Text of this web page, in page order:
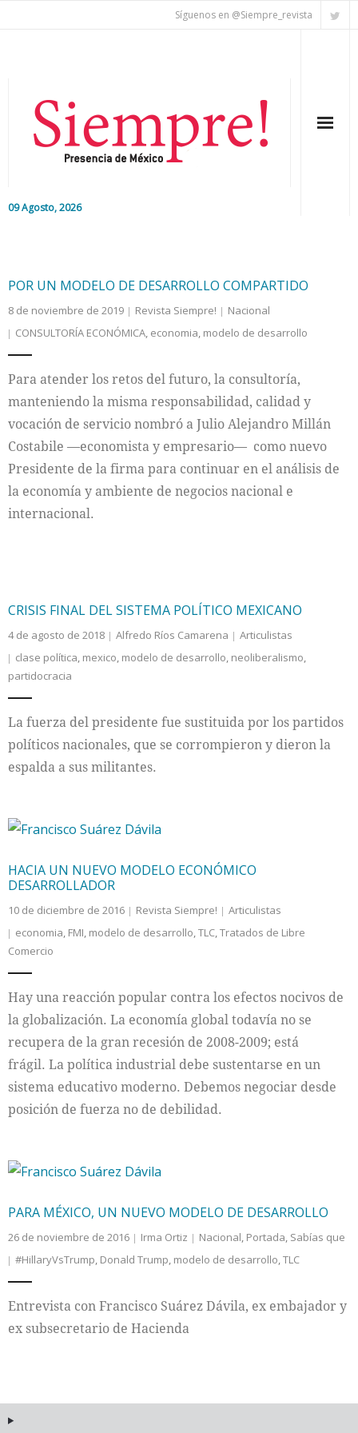
Síguenos en @Siempre_revista
09 Agosto, 2026
Nacional
Internacional
Cultura
POR UN MODELO DE DESARROLLO COMPARTIDO
8 de noviembre de 2019 Revista Siempre!
Nacional
CONSULTORÍA ECONÓMICA, economia, modelo de desarrollo
Para atender los retos del futuro, la consultoría,
manteniendo la misma responsabilidad, calidad y
vocación de servicio nombró a Julio Alejandro Millán
Costabile —economista y empresario— como nuevo
Presidente de la firma para continuar en el análisis de
la economía y ambiente de negocios nacional e
internacional.
CRISIS FINAL DEL SISTEMA POLÍTICO MEXICANO
4 de agosto de 2018 Alfredo Ríos Camarena
Articulistas
clase política, mexico, modelo de desarrollo, neoliberalismo,
partidocracia
La fuerza del presidente fue sustituida por los partidos
políticos nacionales, que se corrompieron y dieron la
espalda a sus militantes.
HACIA UN NUEVO MODELO ECONÓMICO
DESARROLLADOR
10 de diciembre de 2016 Revista Siempre!
Articulistas
economia, FMI, modelo de desarrollo,TLC,Tratados de Libre
Comercio
Hay una reacción popular contra los efectos nocivos de
la globalización. La economía global todavía no se
recupera de la gran recesión de 2008-2009; está
frágil. La política industrial debe sustentarse en un
sistema educativo moderno. Debemos negociar desde
posición de fuerza no de debilidad.
PARA MÉXICO, UN NUEVO MODELO DE DESARROLLO
26 de noviembre de 2016 Irma Ortiz Nacional, Portada, Sabías que
#HillaryVsTrump, Donald Trump, modelo de desarrollo,TLC
Entrevista con Francisco Suárez Dávila, ex embajador y
ex subsecretario de Hacienda